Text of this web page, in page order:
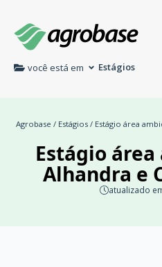
você está em Estágios
Agrobase / Estágios / Estágio área
Estágio
Alhandra e
atualizado